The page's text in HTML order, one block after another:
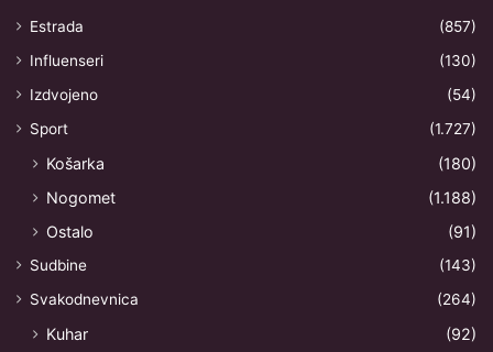
Estrada
(857)
Influenseri
(130)
Izdvojeno
(54)
Sport
(1.727)
Košarka
(180)
Nogomet
(1.188)
Ostalo
(91)
Sudbine
(143)
Svakodnevnica
(264)
Kuhar
(92)